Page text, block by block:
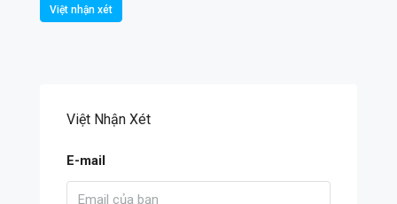
Việt nhận xét
Việt Nhận Xét
E-mail